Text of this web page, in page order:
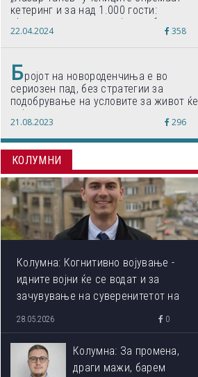
кетеринг и за над 1.000 гости:
„Формиравме компанија и работиме
по светски стандарди“
22.04.2024 358
Бројот на новороденчиња е во
сериозен пад, без стратегии за
подобрување на условите за живот ќе
дојде до затворање на училишта,
предупредуваат експертите
21.08.2023 296
КОЛУМНИ
Колумна: Когнитивно војување -
идните војни ќе се водат и за
зачувување на суверенитетот на
сопствениот ум
28.05.2026 0
Колумна: За промена,
драги мажи, барем